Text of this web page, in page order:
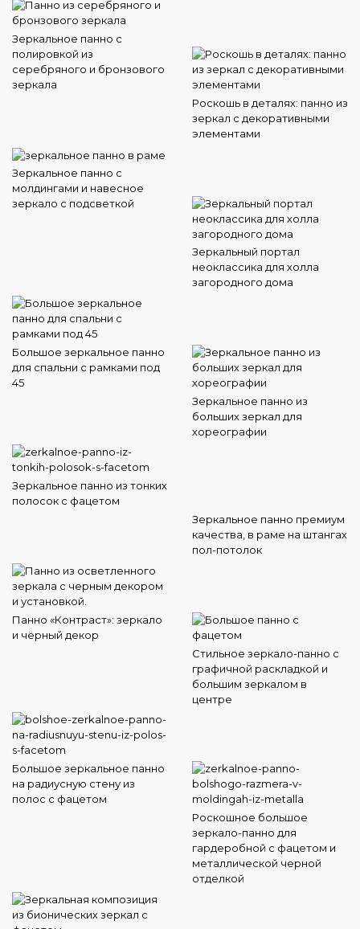
Зеркальное панно с
полировкой из
серебряного и бронзового
зеркала
Роскошь в деталях: панно из
зеркал с декоративными
элементами
Зеркальное панно с
молдингами и навесное
зеркало с подсветкой
Зеркальный портал
неоклассика для холла
загородного дома
Большое зеркальное панно
для спальни с рамками под
45
Зеркальное панно из
больших зеркал для
хореографии
Зеркальное панно из тонких
полосок с фацетом
Зеркальное панно премиум
качества, в раме на штангах
пол-потолок
Панно «Контраст»: зеркало
и чёрный декор
Стильное зеркало-панно с
графичной раскладкой и
большим зеркалом в
центре
Большое зеркальное панно
на радиусную стену из
полос с фацетом
Роскошное большое
зеркало-панно для
гардеробной с фацетом и
металлической черной
отделкой